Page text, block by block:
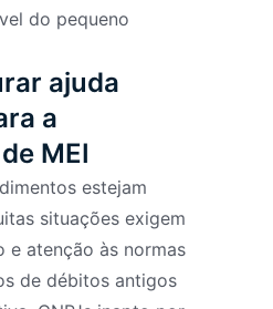
do pequeno
ajuda
a
MEI
estejam
situações exigem
e atenção às normas
de débitos antigos